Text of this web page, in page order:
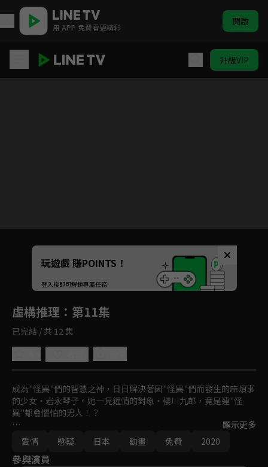
用 APP 免費看更精彩 開啟
升級VIP
Unmute
如有不便請見諒
玩遊戲 賺POINTS！
登入後即可解鎖專屬任務
虛構推理 ：第11集
已完結 / 共 12 集
成為"怪異"們的智慧之神，日日解決著因"怪異"們而發生的麻煩事
的少女・岩永琴子。她一見鍾情的對象・櫻川九郎，竟是連"怪
異"都會懼怕的男人！？
不平凡的兩人一起面對因"怪異"們而起的奇妙事件［戀愛×傳奇×
懸疑推理］！！落在兩人身上的異想天開事件，以及這場戀愛的結
局究竟會何去何從――！？
顯示更多
愛情
懸疑 日本 動畫 免費 2020
參與演員